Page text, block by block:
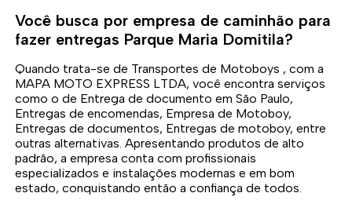
Você busca por empresa de caminhão para
fazer entregas Parque Maria Domitila?
Quando trata-se de Transportes de Motoboys , com a
MAPA MOTO EXPRESS LTDA, você encontra serviços
como o de Entrega de documento em São Paulo,
Entregas de encomendas, Empresa de Motoboy,
Entregas de documentos, Entregas de motoboy, entre
outras alternativas. Apresentando produtos de alto
padrão, a empresa conta com profissionais
especializados e instalações modernas e em bom
estado, conquistando então a confiança de todos.